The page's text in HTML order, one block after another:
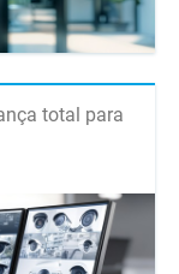
total para